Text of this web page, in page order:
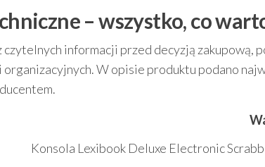
– wszystko, co
czytelnych informacji przed decyzją zakupową,
organizacyjnych. W opisie produktu podano
Konsola Lexibook Deluxe Electronic